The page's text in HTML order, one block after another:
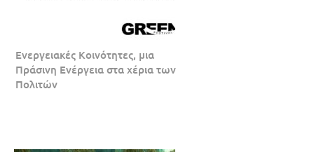
Ενεργειακές Κοινότητες, μια
Πράσινη Ενέργεια στα χέρια των
Πολιτών